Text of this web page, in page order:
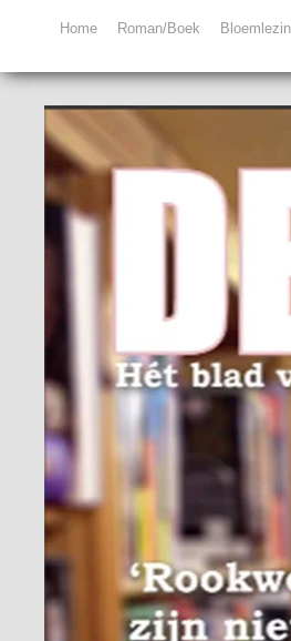
Home Roman/Boek